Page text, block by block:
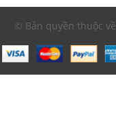
© Bản quyền thuộc